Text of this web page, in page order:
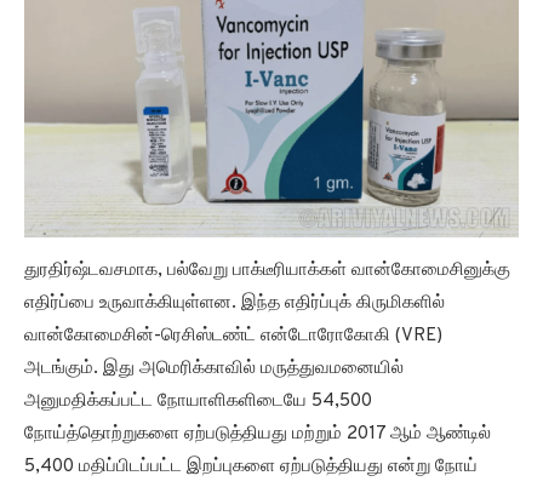
துரதிர்ஷ்டவசமாக, பல்வேறு பாக்டீரியாக்கள் வான்கோமைசினுக்கு
எதிர்ப்பை உருவாக்கியுள்ளன. இந்த எதிர்ப்புக் கிருமிகளில்
வான்கோமைசின்-ரெசிஸ்டண்ட் என்டோரோகோகி (VRE)
அடங்கும். இது அமெரிக்காவில் மருத்துவமனையில்
அனுமதிக்கப்பட்ட நோயாளிகளிடையே 54,500
நோய்த்தொற்றுகளை ஏற்படுத்தியது மற்றும் 2017 ஆம் ஆண்டில்
5,400 மதிப்பிடப்பட்ட இறப்புகளை ஏற்படுத்தியது என்று நோய்